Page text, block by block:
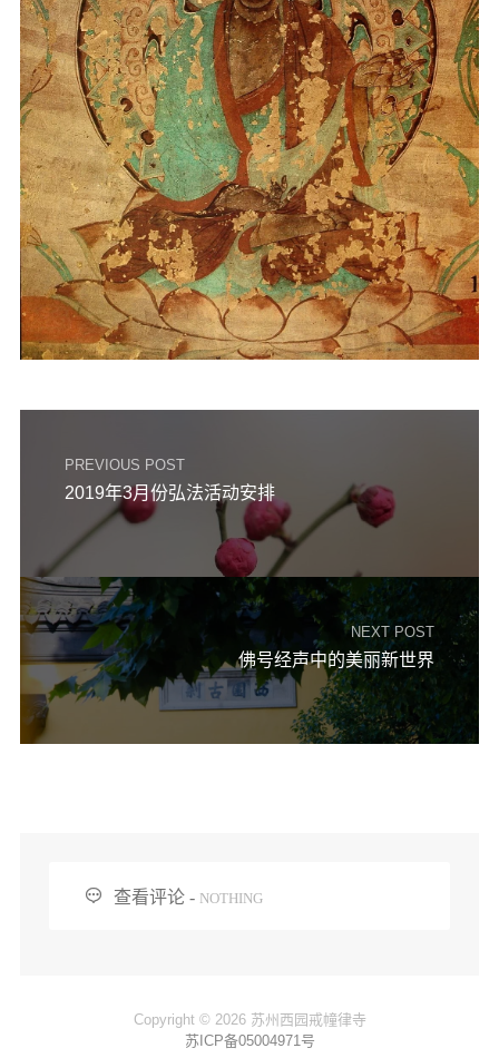
PREVIOUS POST
2019年3月份弘法活动安排
NEXT POST
佛号经声中的美丽新世界
 查看评论 - NOTHING
Copyright © 2026 苏州西园戒幢律寺
苏ICP备05004971号